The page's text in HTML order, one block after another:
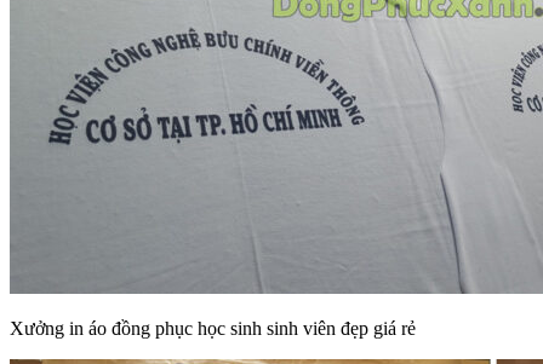
Xưởng in áo đồng phục học sinh sinh viên đẹp giá rẻ